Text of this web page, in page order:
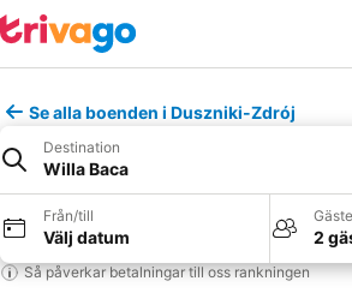
Se alla boenden i Duszniki-Zdrój
Destination
Willa Baca
Från/till
Välj datum 2
Så påverkar betalningar till oss rankningen